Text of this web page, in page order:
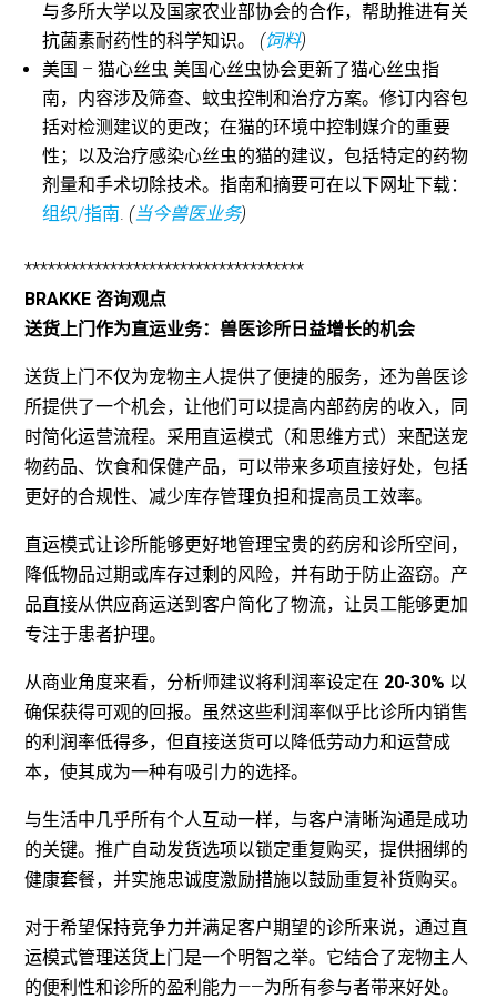
与多所大学以及国家农业部协会的合作，帮助推进有关
抗菌素耐药性的科学知识。 (饲料)
美国 – 猫心丝虫 美国心丝虫协会更新了猫心丝虫指
南，内容涉及筛查、蚊虫控制和治疗方案。修订内容包
括对检测建议的更改；在猫的环境中控制媒介的重要
性；以及治疗感染心丝虫的猫的建议，包括特定的药物
剂量和手术切除技术。指南和摘要可在以下网址下载：
组织/指南. (当今兽医业务)
************************************
BRAKKE 咨询观点
送货上门作为直运业务：兽医诊所日益增长的机会
送货上门不仅为宠物主人提供了便捷的服务，还为兽医诊
所提供了一个机会，让他们可以提高内部药房的收入，同
时简化运营流程。采用直运模式（和思维方式）来配送宠
物药品、饮食和保健产品，可以带来多项直接好处，包括
更好的合规性、减少库存管理负担和提高员工效率。
直运模式让诊所能够更好地管理宝贵的药房和诊所空间，
降低物品过期或库存过剩的风险，并有助于防止盗窃。产
品直接从供应商运送到客户简化了物流，让员工能够更加
专注于患者护理。
从商业角度来看，分析师建议将利润率设定在 20-30% 以
确保获得可观的回报。虽然这些利润率似乎比诊所内销售
的利润率低得多，但直接送货可以降低劳动力和运营成
本，使其成为一种有吸引力的选择。
与生活中几乎所有个人互动一样，与客户清晰沟通是成功
的关键。推广自动发货选项以锁定重复购买，提供捆绑的
健康套餐，并实施忠诚度激励措施以鼓励重复补货购买。
对于希望保持竞争力并满足客户期望的诊所来说，通过直
运模式管理送货上门是一个明智之举。它结合了宠物主人
的便利性和诊所的盈利能力——为所有参与者带来好处。